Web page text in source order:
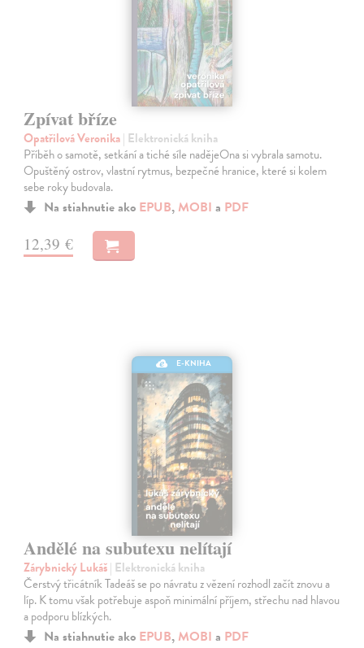
Zpívat bříze
Opatřilová Veronika| Elektronická kniha
Příběh o samotě, setkání a tiché síle nadějeOna si vybrala samotu.
Opuštěný ostrov, vlastní rytmus, bezpečné hranice, které si kolem
sebe roky budovala.
Na stiahnutie ako EPUB, MOBI a PDF
12,39 €
E-KNIHA
Andělé na subutexu nelítají
Zárybnický Lukáš| Elektronická kniha
Čerstvý třicátník Tadeáš se po návratu z vězení rozhodl začít znovu a
líp. K tomu však potřebuje aspoň minimální příjem, střechu nad hlavou
a podporu blízkých.
Na stiahnutie ako EPUB, MOBI a PDF